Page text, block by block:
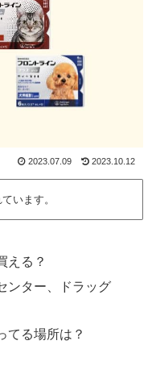
2023.07.09 2023.10.12
います。
える？
ンター、ドラッグ
てる場所は？